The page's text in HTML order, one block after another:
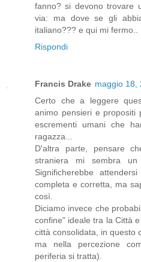
fanno? si devono trovare
via: ma dove se gli
italiano??? e qui mi fermo..
Rispondi
Francis Drake maggio 18,
Certo che a leggere
animo pensieri e propositi
escrementi umani che
ragazza...
D'altra parte, pensare
straniera mi sembra
Significherebbe
completa e corretta, ma
così.
Diciamo invece che
confine" ideale tra la Città
città consolidata, in questo
ma nella percezione
periferia si tratta).